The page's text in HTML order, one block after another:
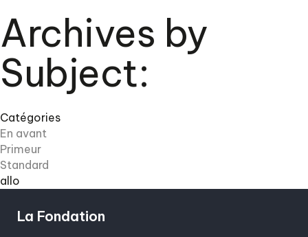
Archives by
Subject:
Catégories
En avant
Primeur
Standard
allo
La Fondation